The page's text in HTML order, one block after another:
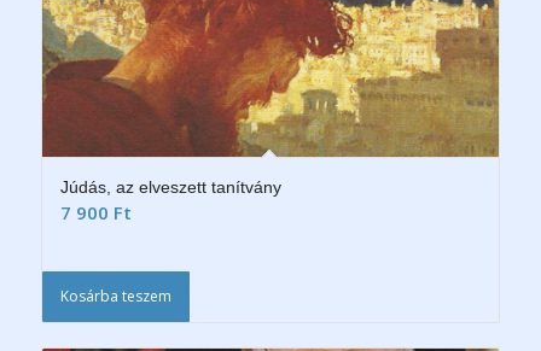
Júdás, az elveszett tanítvány
7 900 Ft
Kosárba teszem